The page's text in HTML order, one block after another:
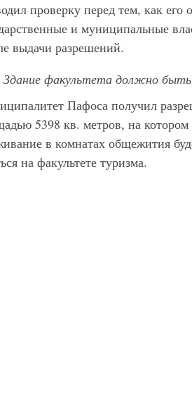
проверку перед тем, как его
и муниципальные
выдачи разрешений.
Здание факультета должно
Пафоса получил
5398 кв. метров, на
в комнатах общежития
на факультете туризма.